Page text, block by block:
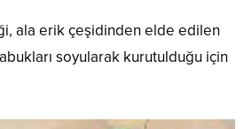
ala erik çeşidinden elde edilen
soyularak kurutulduğu için